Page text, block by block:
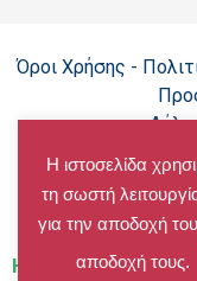
Όροι Χρήσης -
Home »Φεστιβάλ
Η ιστοσελίδα
τη σωστή
για την αποδοχή
αποδοχή τους.